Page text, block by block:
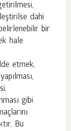
dahi
bir
hale
etmek,
gibi
Bu